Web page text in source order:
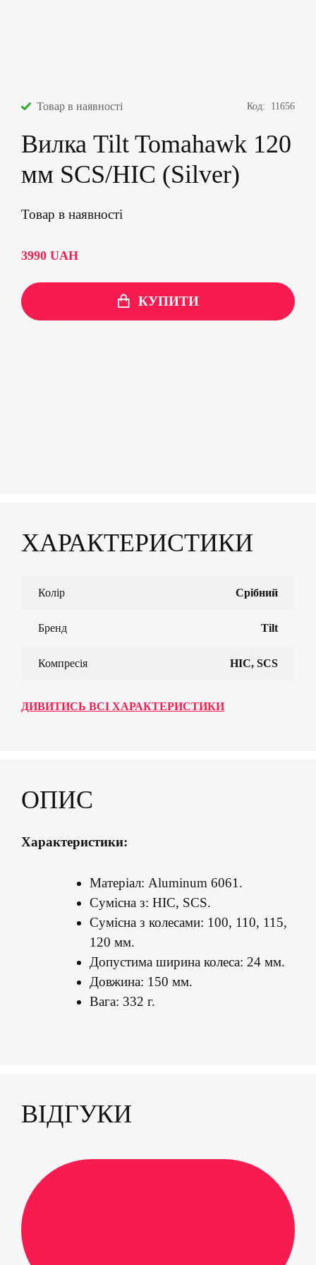
Товар в наявності Код: 11656
Вилка Tilt Tomahawk 120
мм SCS/HIC (Silver)
Товар в наявності
3990 UAH
КУПИТИ
ХАРАКТЕРИСТИКИ
Колір Срібний
Бренд Tilt
Компресія HIC, SCS
ДИВИТИСЬ ВСІ ХАРАКТЕРИСТИКИ
ОПИС
Характеристики:
Матеріал: Aluminum 6061.
Сумісна з: HIC, SCS.
Сумісна з колесами: 100, 110, 115,
120 мм.
Допустима ширина колеса: 24 мм.
Довжина: 150 мм.
Вага: 332 г.
ВІДГУКИ